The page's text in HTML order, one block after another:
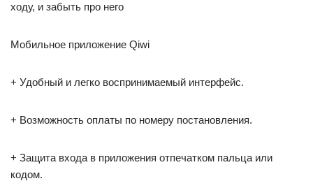
ходу, и забыть про него
Мобильное приложение Qiwi
+ Удобный и легко воспринимаемый интерфейс.
+ Возможность оплаты по номеру постановления.
+ Защита входа в приложения отпечатком пальца или
кодом.